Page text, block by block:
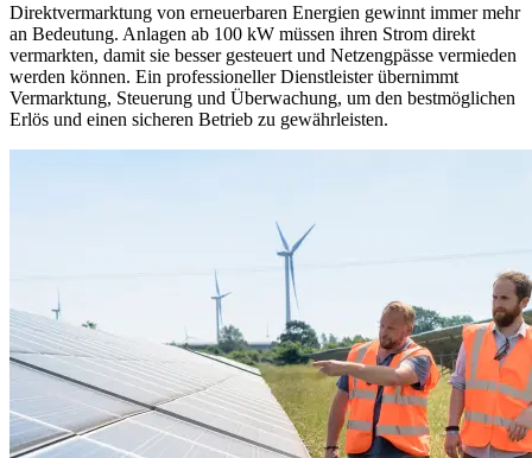
Direktvermarktung von erneuerbaren Energien gewinnt immer mehr
an Bedeutung. Anlagen ab 100 kW müssen ihren Strom direkt
vermarkten, damit sie besser gesteuert und Netzengpässe vermieden
werden können. Ein professioneller Dienstleister übernimmt
Vermarktung, Steuerung und Überwachung, um den bestmöglichen
Erlös und einen sicheren Betrieb zu gewährleisten.